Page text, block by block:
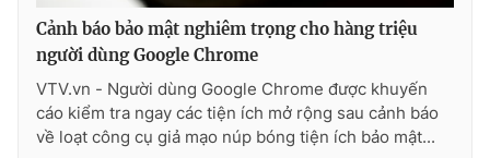
Cảnh báo bảo mật nghiêm trọng cho hàng triệu
người dùng Google Chrome
VTV.vn - Người dùng Google Chrome được khuyến
cáo kiểm tra ngay các tiện ích mở rộng sau cảnh báo
về loạt công cụ giả mạo núp bóng tiện ích bảo mật...